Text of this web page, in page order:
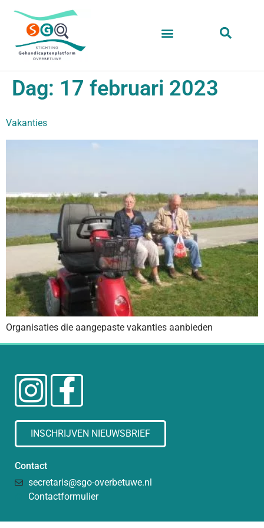
Dag: 17 februari 2023
Vakanties
Organisaties die aangepaste vakanties aanbieden
INSCHRIJVEN NIEUWSBRIEF
Contact
secretaris@sgo-overbetuwe.nl
Contactformulier